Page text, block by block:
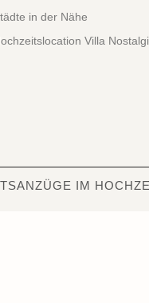
in der Nähe
Villa
IM